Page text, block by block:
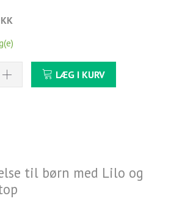
LÆG I KURV
til børn med Lilo og